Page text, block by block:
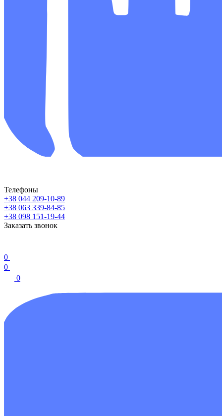
Телефоны
+38 044 209-10-89
+38 063 339-84-85
+38 098 151-19-44
Заказать звонок
0
0
0